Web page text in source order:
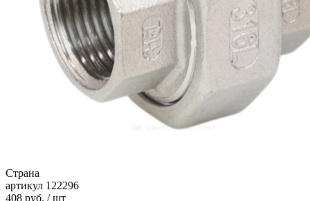
Страна
артикул 122296
408 руб. / шт